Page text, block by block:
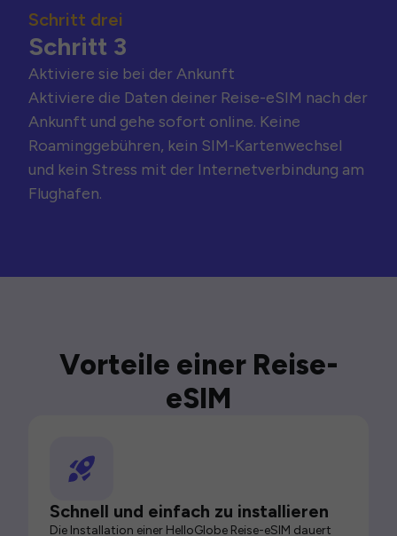
Schritt drei
Schritt 3
Aktiviere sie bei der Ankunft
Aktiviere die Daten deiner Reise-eSIM nach der
Ankunft und gehe sofort online. Keine
Roaminggebühren, kein SIM-Kartenwechsel
und kein Stress mit der Internetverbindung am
Flughafen.
Vorteile einer Reise-
eSIM
Schnell und einfach zu installieren
Die Installation einer HelloGlobe Reise-eSIM dauert